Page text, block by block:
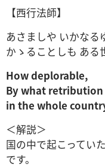
【西行法師】
あさましや いかなる
かゝることしも ある
How deplorable,
By what retribution
in the whole
＜解説＞
国の中で起こってい
です。